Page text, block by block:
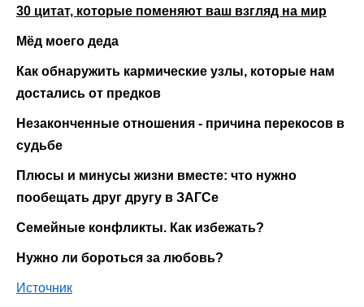
30 цитат, которые поменяют ваш взгляд на мир
Мёд моего деда
Как обнаружить кармические узлы, которые нам
достались от предков
Незаконченные отношения - причина перекосов в
судьбе
Плюсы и минусы жизни вместе: что нужно
пообещать друг другу в ЗАГСе
Семейные конфликты. Как избежать?
Нужно ли бороться за любовь?
Источник